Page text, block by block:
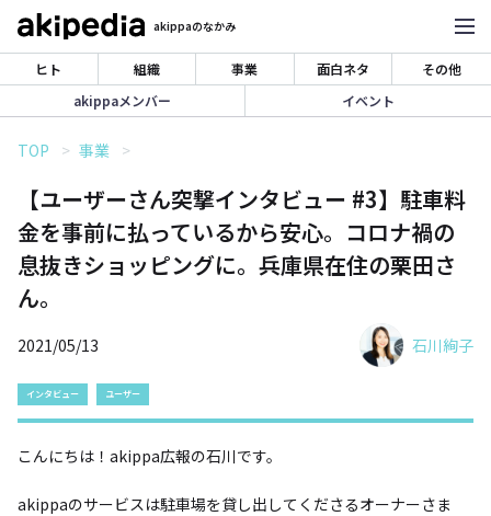
akippaのなかみ
ヒト 組織 事業 面白ネタ
その他
akippaメンバー
イベント
TOP 事業
【ユーザーさん突撃インタビュー #3】駐車料
金を事前に払っているから安心。コロナ禍の
息抜きショッピングに。兵庫県在住の栗田さ
ん。
2021/05/13 石川絢子
インタビュー ユーザー
こんにちは！akippa広報の石川です。
akippaのサービスは駐車場を貸し出してくださるオーナーさま